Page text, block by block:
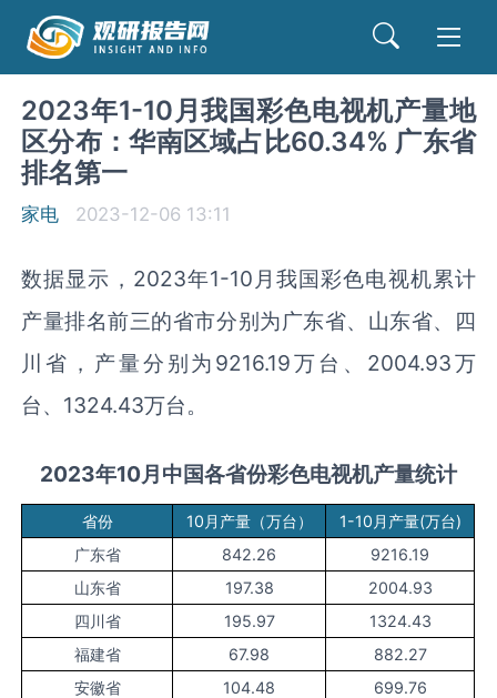
2023年1-10月我国彩色电视机产量地
区分布：华南区域占比60.34% 广东省
排名第一
家电 2023-12-06 13:11
数据显示，2023年1-10月我国彩色电视机累计
产量排名前三的省市分别为广东省、山东省、四
川省，产量分别为9216.19万台、2004.93万
台、1324.43万台。
2023年10月中国各省份彩色电视机产量统计
省份 10月产量（万台）
1-10月产量(万台)
广东省
842.26
9216.19
山东省
197.38
2004.93
四川省
195.97
1324.43
福建省
67.98
882.27
安徽省
104.48
699.76